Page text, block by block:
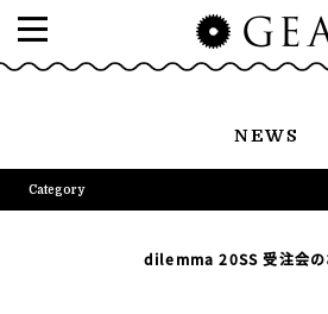
NEWS
Category
dilemma 20SS 受注会の